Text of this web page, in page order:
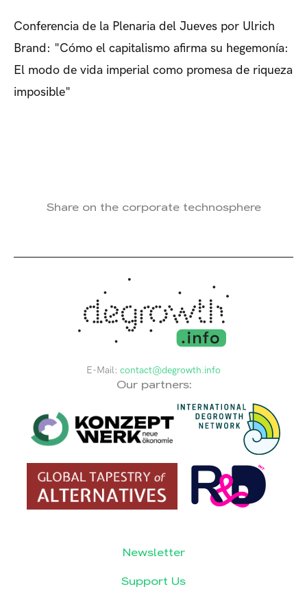
Conferencia de la Plenaria del Jueves por Ulrich
Brand: "Cómo el capitalismo afirma su hegemonía:
El modo de vida imperial como promesa de riqueza
imposible"
Share on the corporate technosphere
E-Mail: contact@degrowth.info
Our partners:
Newsletter
Support Us